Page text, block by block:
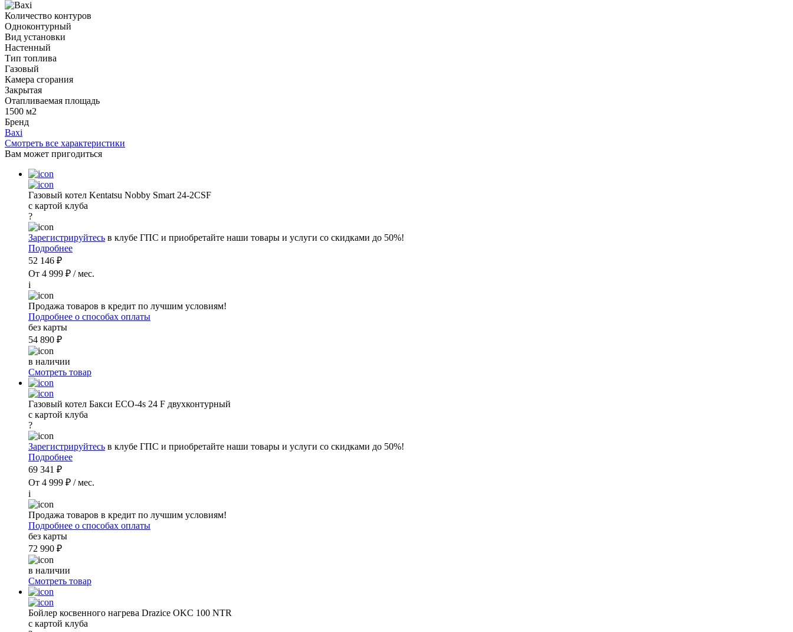
Количество контуров
Одноконтурный
Вид установки
Настенный
Тип топлива
Газовый
Камера сгорания
Закрытая
Отапливаемая площадь
1500 м2
Бренд
Baxi
Смотреть все характеристики
Вам может пригодиться
Газовый котел Kentatsu Nobby Smart 24-2CSF
с картой клуба
?
Зарегистрируйтесь в клубе ГПС и приобретайте наши товары и услуги со скидками до 50%!
Подробнее
52 146 ₽
От 4 999 ₽ / мес.
i
Продажа товаров в кредит по лучшим условиям!
Подробнее о способах оплаты
без карты
54 890 ₽
в наличии
Смотреть товар
Газовый котел Бакси ECO-4s 24 F двухконтурный
с картой клуба
?
Зарегистрируйтесь в клубе ГПС и приобретайте наши товары и услуги со скидками до 50%!
Подробнее
69 341 ₽
От 4 999 ₽ / мес.
i
Продажа товаров в кредит по лучшим условиям!
Подробнее о способах оплаты
без карты
72 990 ₽
в наличии
Смотреть товар
Бойлер косвенного нагрева Drazice OKC 100 NTR
с картой клуба